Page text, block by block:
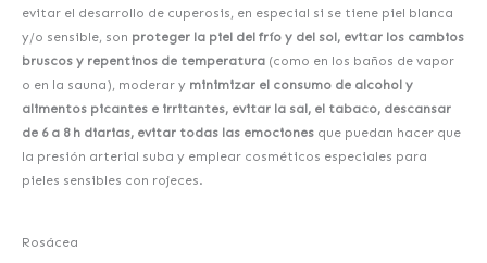
evitar el desarrollo de cuperosis, en especial si se tiene piel blanca
y/o sensible, son proteger la piel del frío y del sol, evitar los cambios
bruscos y repentinos de temperatura (como en los baños de vapor
o en la sauna), moderar y minimizar el consumo de alcohol y
alimentos picantes e irritantes, evitar la sal, el tabaco, descansar
de 6 a 8 h diarias, evitar todas las emociones que puedan hacer que
la presión arterial suba y emplear cosméticos especiales para
pieles sensibles con rojeces.
Rosácea